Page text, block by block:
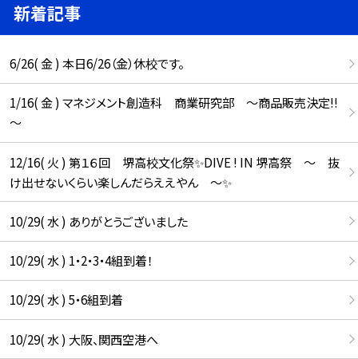
新着記事
6/26( 金 ) 本日6/26（金）休校です。
1/16( 金 ) マネジメント創造科 商業研究部 ～商品販売決定!!
～
12/16( 火 ) 第１６回 堺高校文化祭✨DIVE ! IN 堺高祭 ～ 抜
け出せないくらい楽しんだらええやん ～✨
10/29( 水 ) ありがとうございました
10/29( 水 ) 1・2・3・4組到着！
10/29( 水 ) 5・6組到着
10/29( 水 ) 大阪、関西空港へ